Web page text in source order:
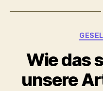
Wie das
unsere